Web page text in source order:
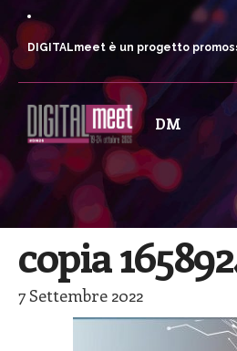
DIGITALmeet è un progetto
DM
copia
7 Settembre 2022